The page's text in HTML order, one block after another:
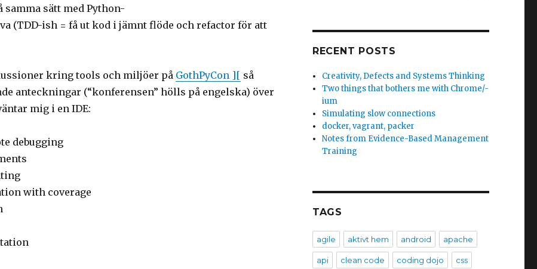
samma sätt med Python-
(TDD-ish = få ut kod i jämnt flöde och refactor för att
kring tools och miljöer på GothPyCon ][ så
anteckningar (“konferensen” hölls på engelska) över
mig i en IDE:
debugging
with coverage
RECENT POSTS
Creativity, Defects and Systems Thinking
Two things that bothers me with Chrome/-
ium
Simulating slow connections
docker, vagrant, packer
Notes from Evidence-Based Management
Training
TAGS
agile aktivt hem android apache
api clean code coding dojo css